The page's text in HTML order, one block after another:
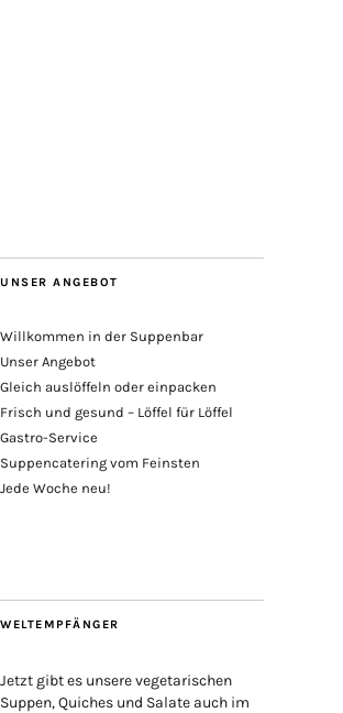
UNSER ANGEBOT
Willkommen in der Suppenbar
Unser Angebot
Gleich auslöffeln oder einpacken
Frisch und gesund – Löffel für Löffel
Gastro-Service
Suppencatering vom Feinsten
Jede Woche neu!
WELTEMPFÄNGER
Jetzt gibt es unsere vegetarischen
Suppen, Quiches und Salate auch im